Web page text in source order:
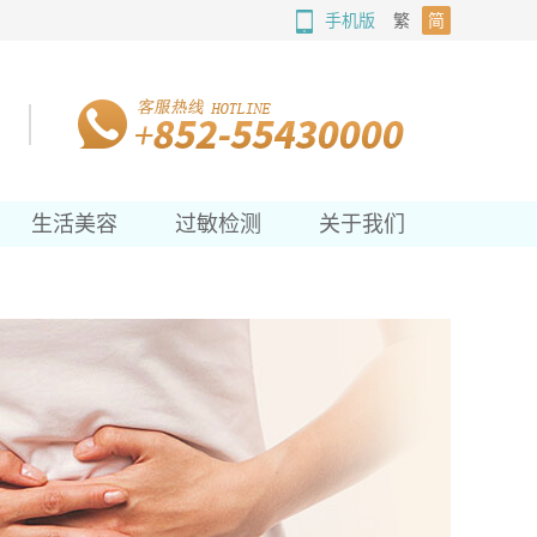
手机版 繁 简
生活美容 过敏检测 关于我们